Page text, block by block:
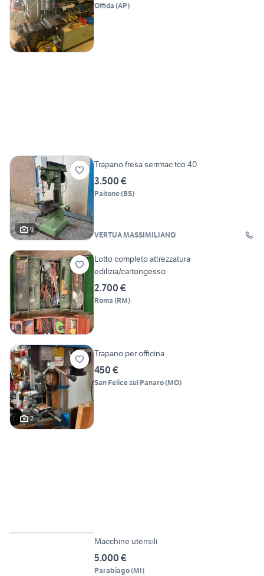
Offida (AP)
9
Trapano fresa serrmac tco 40
3.500 €
Paitone(BS)
VERTUA MASSIMILIANO
Lotto completo attrezzatura
edilizia/cartongesso
2.700 €
Roma (RM)
2
Trapano per officina
450 €
San Felice sul Panaro(MO)
Macchine utensili
5.000 €
Parabiago(MI)